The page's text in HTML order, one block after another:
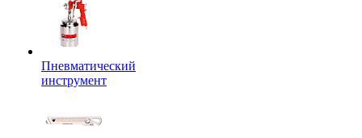
Пневматический
инструмент